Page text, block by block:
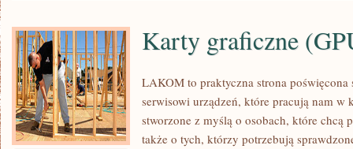
Karty graficzne
LAKOM to praktyczna strona
serwisowi urządzeń, które pracują nam w
stworzone z myślą o osobach, które chcą
także o tych, którzy potrzebują